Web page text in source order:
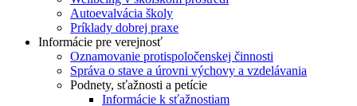
Autoevalvácia školy
Príklady dobrej praxe
Informácie pre verejnosť
Oznamovanie protispoločenskej činnosti
Správa o stave a úrovni výchovy a vzdelávania
Podnety, sťažnosti a petície
Informácie k sťažnostiam